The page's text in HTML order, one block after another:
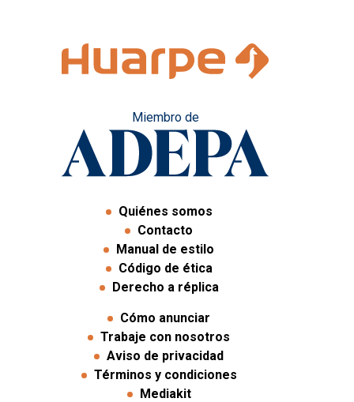
Miembro de
Quiénes somos
Contacto
Manual de estilo
Código de ética
Derecho a réplica
Cómo anunciar
Trabaje con nosotros
Aviso de privacidad
Términos y condiciones
Mediakit